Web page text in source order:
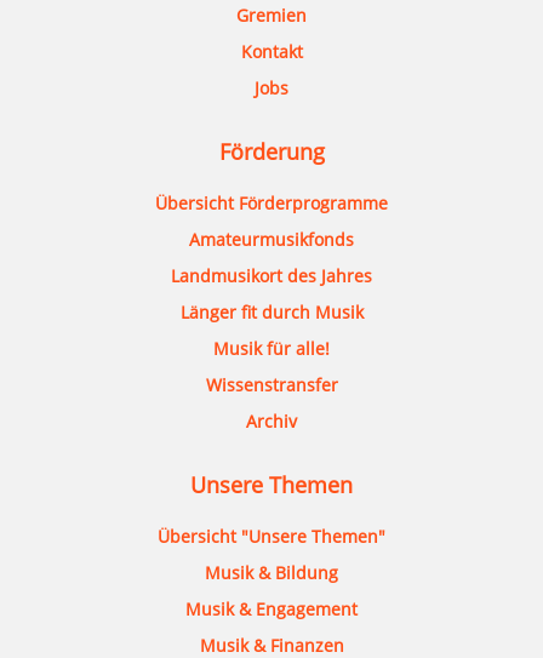
Gremien
Kontakt
Jobs
Förderung
Übersicht Förderprogramme
Amateurmusikfonds
Landmusikort des Jahres
Länger fit durch Musik
Musik für alle!
Wissenstransfer
Archiv
Unsere Themen
Übersicht "Unsere Themen"
Musik & Bildung
Musik & Engagement
Musik & Finanzen